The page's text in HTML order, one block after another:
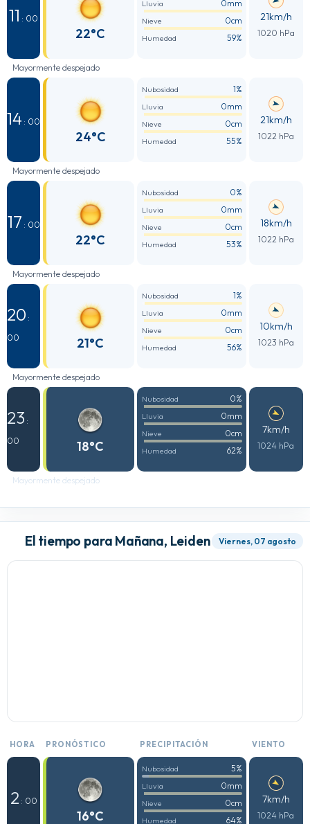
11 : 00
22°C
Lluvia 0mm
Nieve 0cm
Humedad 59%
21km/h
1020 hPa
Mayormente despejado
14 : 00
24°C
Nubosidad 1%
Lluvia 0mm
Nieve 0cm
Humedad 55%
21km/h
1022 hPa
Mayormente despejado
17 : 00
22°C
Nubosidad 0%
Lluvia 0mm
Nieve 0cm
Humedad 53%
18km/h
1022 hPa
Mayormente despejado
20 :
00
21°C
Nubosidad 1%
Lluvia 0mm
Nieve 0cm
Humedad 56%
10km/h
1023 hPa
Mayormente despejado
23 :
00
18°C
Nubosidad 0%
Lluvia 0mm
Nieve 0cm
Humedad 62%
7km/h
1024 hPa
Mayormente despejado
El tiempo para Mañana, Leiden Viernes, 07 agosto
HORA PRONÓSTICO PRECIPITACIÓN VIENTO
2 : 00
16°C
Nubosidad 5%
Lluvia 0mm
Nieve 0cm
Humedad 64%
7km/h
1024 hPa